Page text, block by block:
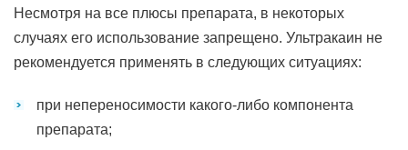
Несмотря на все плюсы препарата, в некоторых
случаях его использование запрещено. Ультракаин не
рекомендуется применять в следующих ситуациях:
при непереносимости какого-либо компонента
препарата;